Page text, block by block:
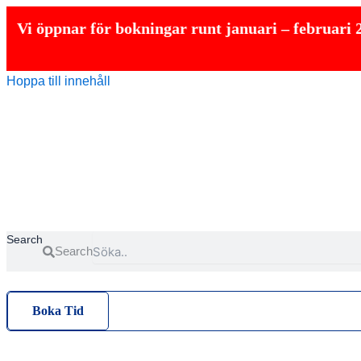
för bokningar runt januari – februari 2027
Hoppa till innehåll
Search
Search
Boka Tid